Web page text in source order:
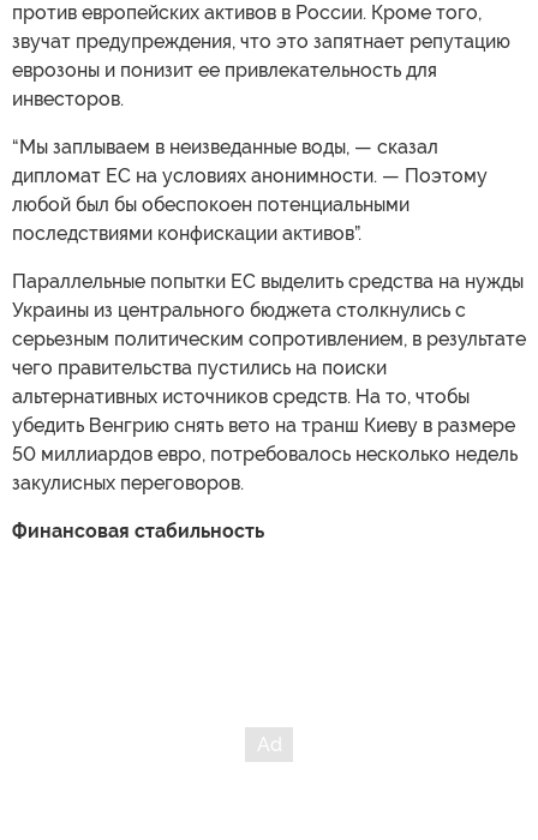
против европейских активов в России. Кроме того,
звучат предупреждения, что это запятнает репутацию
еврозоны и понизит ее привлекательность для
инвесторов.
“Мы заплываем в неизведанные воды, — сказал
дипломат ЕС на условиях анонимности. — Поэтому
любой был бы обеспокоен потенциальными
последствиями конфискации активов”.
Параллельные попытки ЕС выделить средства на нужды
Украины из центрального бюджета столкнулись с
серьезным политическим сопротивлением, в результате
чего правительства пустились на поиски
альтернативных источников средств. На то, чтобы
убедить Венгрию снять вето на транш Киеву в размере
50 миллиардов евро, потребовалось несколько недель
закулисных переговоров.
Финансовая стабильность